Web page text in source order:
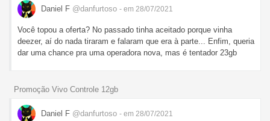
Daniel F @danfurtoso - em 28/07/2021
Você topou a oferta? No passado tinha aceitado porque vinha
deezer, aí do nada tiraram e falaram que era à parte... Enfim, queria
dar uma chance pra uma operadora nova, mas é tentador 23gb
Promoção Vivo Controle 12gb
Daniel F @danfurtoso - em 28/07/2021